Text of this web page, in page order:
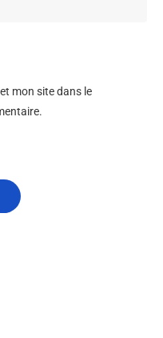
mon site dans le